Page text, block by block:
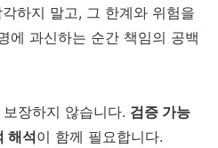
각하지 말고, 그 한계와 위험을
에 과신하는 순간 책임의 공백
장하지 않습니다. 검증 가능
해석이 함께 필요합니다.